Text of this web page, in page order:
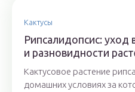
Кактусы
Рипсалидопсис: уход
и разновидности
Кактусовое растение
домашних условиях за